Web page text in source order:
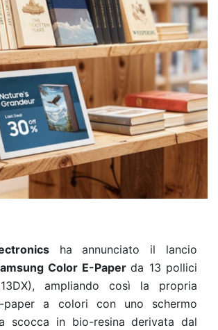
ha annunciato il lancio
Color E-Paperda 13 pollici
ampliando così la propria
paper a colori con uno schermo
scocca in bio-resina derivata dal